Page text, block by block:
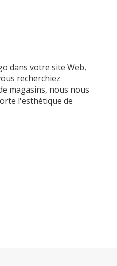
dans votre site Web,
recherchiez
magasins, nous nous
l'esthétique de